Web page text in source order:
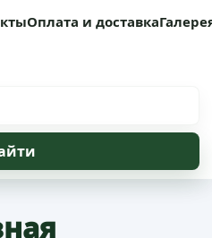
Оплата и доставка